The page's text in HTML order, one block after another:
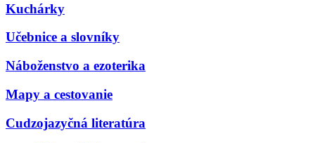
Kuchárky
Učebnice a slovníky
Náboženstvo a ezoterika
Mapy a cestovanie
Cudzojazyčná literatúra